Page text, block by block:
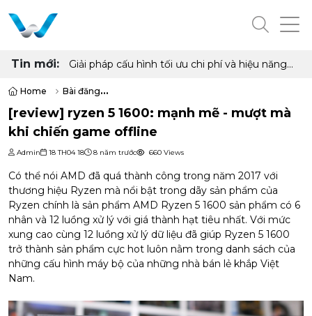
Tin mới:
Cấu hình PC "quốc dân" cho học tập, làm việc
Home
Bài đăng
[review] ryzen 5 1600: mạnh mẽ - mượt mà khi chiến game offline
[review] ryzen 5 1600: mạnh mẽ - mượt mà
khi chiến game offline
Admin 18 TH04 18 8 năm trước 660 Views
Có thể nói AMD đã quá thành công trong năm 2017 với
thương hiệu Ryzen mà nổi bật trong dãy sản phẩm của
Ryzen chính là sản phẩm AMD Ryzen 5 1600 sản phẩm có 6
nhân và 12 luồng xử lý với giá thành hạt tiêu nhất. Với mức
xung cao cùng 12 luồng xử lý dữ liệu đã giúp Ryzen 5 1600
trở thành sản phẩm cực hot luôn nằm trong danh sách của
những cấu hình máy bộ của những nhà bán lẻ khắp Việt
Nam.